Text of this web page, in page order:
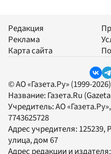
Редакция
Реклама
Карта сайта
© АО «Газета.Ру» (1999-
Название: Газета.Ru
Учредитель:АО «Газета.Ру»
7743625728
Адрес учредителя:
улица, дом 67